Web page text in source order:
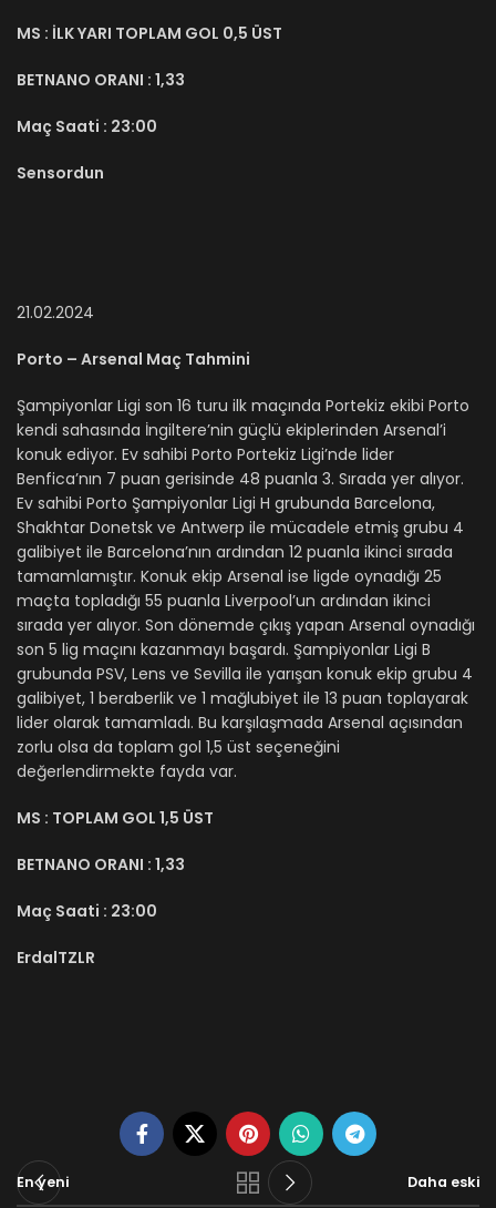
MS : İLK YARI TOPLAM GOL 0,5 ÜST
BETNANO ORANI : 1,33
Maç Saati : 23:00
Sensordun
21.02.2024
Porto – Arsenal Maç Tahmini
Şampiyonlar Ligi son 16 turu ilk maçında Portekiz ekibi Porto
kendi sahasında İngiltere’nin güçlü ekiplerinden Arsenal’i
konuk ediyor. Ev sahibi Porto Portekiz Ligi’nde lider
Benfica’nın 7 puan gerisinde 48 puanla 3. Sırada yer alıyor.
Ev sahibi Porto Şampiyonlar Ligi H grubunda Barcelona,
Shakhtar Donetsk ve Antwerp ile mücadele etmiş grubu 4
galibiyet ile Barcelona’nın ardından 12 puanla ikinci sırada
tamamlamıştır. Konuk ekip Arsenal ise ligde oynadığı 25
maçta topladığı 55 puanla Liverpool’un ardından ikinci
sırada yer alıyor. Son dönemde çıkış yapan Arsenal oynadığı
son 5 lig maçını kazanmayı başardı. Şampiyonlar Ligi B
grubunda PSV, Lens ve Sevilla ile yarışan konuk ekip grubu 4
galibiyet, 1 beraberlik ve 1 mağlubiyet ile 13 puan toplayarak
lider olarak tamamladı. Bu karşılaşmada Arsenal açısından
zorlu olsa da toplam gol 1,5 üst seçeneğini
değerlendirmekte fayda var.
MS : TOPLAM GOL 1,5 ÜST
BETNANO ORANI : 1,33
Maç Saati : 23:00
ErdalTZLR
En yeni Daha eski